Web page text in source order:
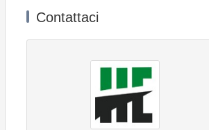
Contattaci